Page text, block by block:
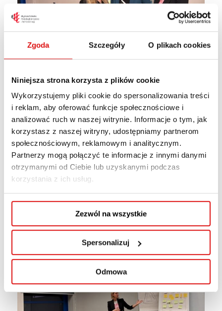
Zgoda Szczegóły O plikach cookies
Niniejsza strona korzysta z plików cookie
Wykorzystujemy pliki cookie do spersonalizowania treści
i reklam, aby oferować funkcje społecznościowe i
analizować ruch w naszej witrynie. Informacje o tym, jak
korzystasz z naszej witryny, udostępniamy partnerom
społecznościowym, reklamowym i analitycznym.
Partnerzy mogą połączyć te informacje z innymi danymi
otrzymanymi od Ciebie lub uzyskanymi podczas
korzystania z ich usług.
Zezwól na wszystkie
Spersonalizuj
Odmowa